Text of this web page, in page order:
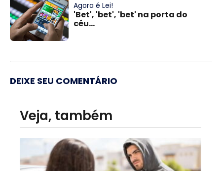
Agora é Lei!
'Bet', 'bet', 'bet' na porta do
céu...
DEIXE SEU COMENTÁRIO
Veja, também